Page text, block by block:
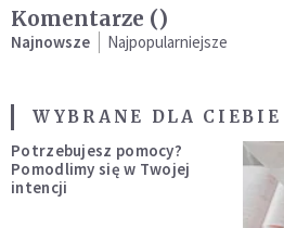
Komentarze ()
Najnowsze Najpopularniejsze
WYBRANE DLA CIEBIE
Potrzebujesz pomocy?
Pomodlimy się w Twojej
intencji